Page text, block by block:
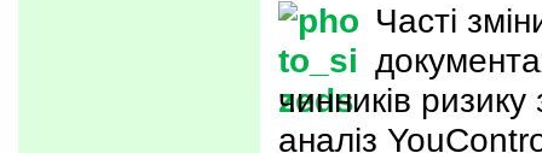
Часті
чинників
аналіз